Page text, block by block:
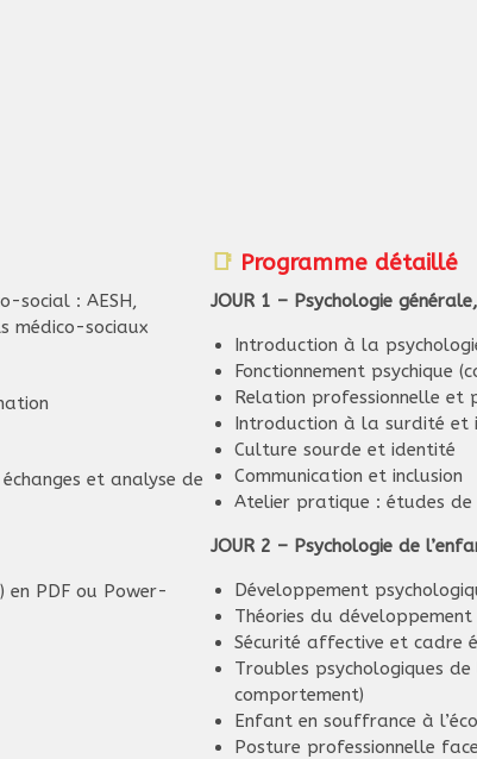
social : AESH,
médico-sociaux
et analyse de
en PDF ou Power-
📑 Programme détaillé
JOUR 1 – Psychologie
Introduction à la
Fonctionnement psychique
Relation professionnelle et
Introduction à la surdité et
Culture sourde et identité
Communication et inclusion
Atelier pratique : études
JOUR 2 – Psychologie de
Développement
Théories du
Sécurité affective et cadre
Troubles psychologiques
comportement)
Enfant en souffrance à
Posture professionnelle